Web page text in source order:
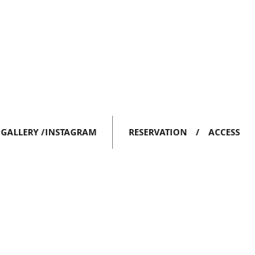
GALLERY /INSTAGRAM RESERVATION / ACCESS